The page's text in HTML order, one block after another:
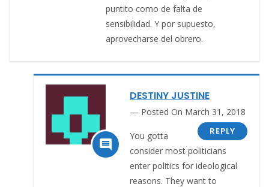
puntito como de falta de
sensibilidad. Y por supuesto,
aprovecharse del obrero.

DESTINY JUSTINE
Posted On March 31, 2018
REPLY
You gotta
consider most politicians
enter politics for ideological
reasons. They want to